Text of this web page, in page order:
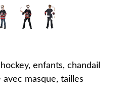
+3
enfants, chandail
masque, tailles